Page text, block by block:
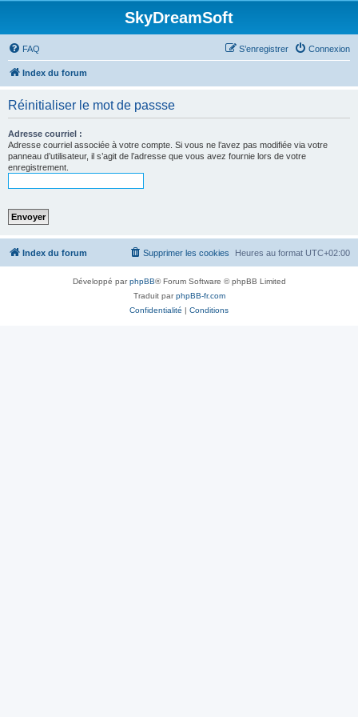
SkyDreamSoft
FAQ Connexion
S’enregistrer
Index du forum
Réinitialiser le mot de passse
Adresse courriel :
Adresse courriel associée à votre compte. Si vous ne l’avez pas modifiée via votre
panneau d’utilisateur, il s’agit de l’adresse que vous avez fournie lors de votre
enregistrement.
Index du forum Heures au format UTC+02:00
Supprimer les cookies
Développé parphpBB® Forum Software © phpBB Limited
Traduit parphpBB-fr.com
Confidentialité | Conditions